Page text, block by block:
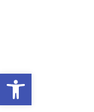
פתח